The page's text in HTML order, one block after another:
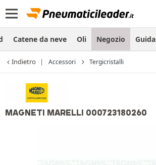
Catene da neve Oli Negozio Guida
Indietro Accessori Tergicristalli
MAGNETI MARELLI 000723180260